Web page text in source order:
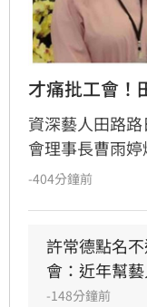
才痛批工會！
資深藝人田路
會理事長曹雨
士關注並公開
-404分鐘前
許常德點名
會：近年幫
-148分鐘前